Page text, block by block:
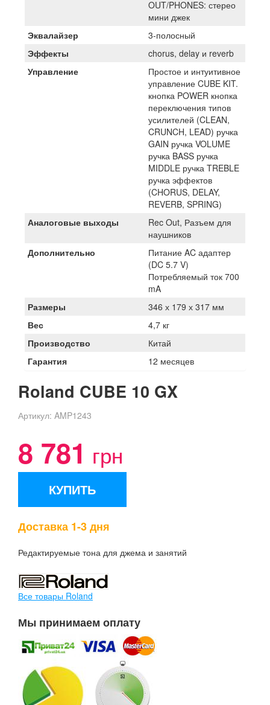
OUT/PHONES: стерео
мини джек
Эквалайзер
3-полосный
Эффекты
chorus, delay и reverb
Управление
Простое и интуитивное
управление CUBE KIT.
кнопка POWER кнопка
переключения типов
усилителей (CLEAN,
CRUNCH, LEAD) ручка
GAIN ручка VOLUME
ручка BASS ручка
MIDDLE ручка TREBLE
ручка эффектов
(CHORUS, DELAY,
REVERB, SPRING)
Аналоговые выходы
Rec Out, Разъем для
наушников
Дополнительно
Питание AC адаптер
(DC 5.7 V)
Потребляемый ток 700
mA
Размеры
346 х 179 х 317 мм
Вес
4,7 кг
Производство
Китай
Гарантия
12 месяцев
Roland CUBE 10 GX
Артикул: AMP1243
8 781 грн
КУПИТЬ
Доставка 1-3 дня
Редактируемые тона для джема и занятий
Все товары Roland
Мы принимаем оплату